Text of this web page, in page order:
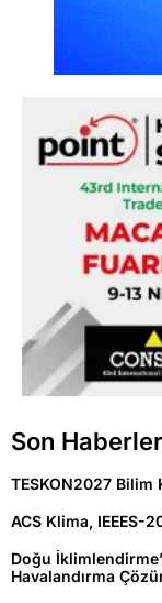
Son Haberler
TESKON2027 Bilim
ACS Klima, IEEES-
Doğu
Havalandırma